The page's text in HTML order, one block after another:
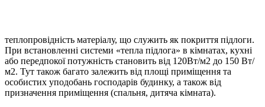
теплопровідність матеріалу, що служить як покриття підлоги.
При встановленні системи «тепла підлога» в кімнатах, кухні
або передпокої потужність становить від 120Вт/м2 до 150 Вт/
м2. Тут також багато залежить від площі приміщення та
особистих уподобань господарів будинку, а також від
призначення приміщення (спальня, дитяча кімната).